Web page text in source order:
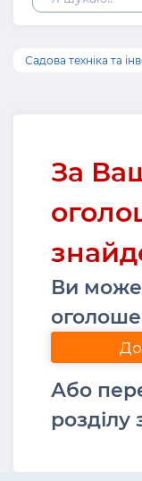
Садова техніка та
За
Ви
Або
розділу